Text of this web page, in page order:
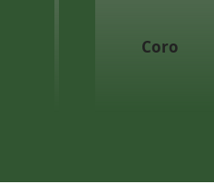
Coro